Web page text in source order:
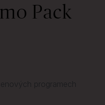
Pack
programech